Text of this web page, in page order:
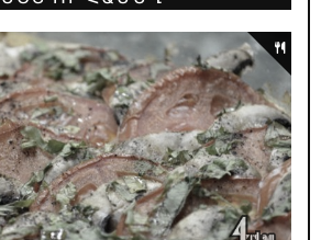
/ ԿԱՐԵՎՈՐ
բեմադրած հիստերիան՝
գրված սցենարով
/ ՔԱՂԱՔԱԿԱՆ
ու աքսիոմատիկ
/ ԿԱՐԵՎՈՐ
բերած պատերազմների